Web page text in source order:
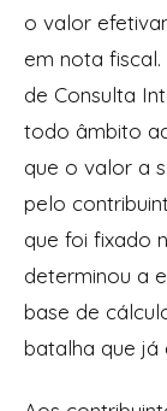
o valor
em nota
de Consulta
todo âmbito
que o valor a
pelo
que foi fixado
determinou a
base de
batalha que já